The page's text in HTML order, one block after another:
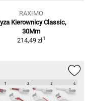
RAXIMO
Kierownicy Classic,
30Mm
214,49 zł1